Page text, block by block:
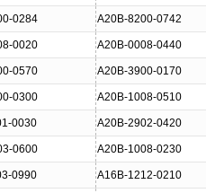
0284 A20B-8200-0742
0020 A20B-0008-0440
0570 A20B-3900-0170
0300 A20B-1008-0510
0030 A20B-2902-0420
0600 A20B-1008-0230
0990 A16B-1212-0210